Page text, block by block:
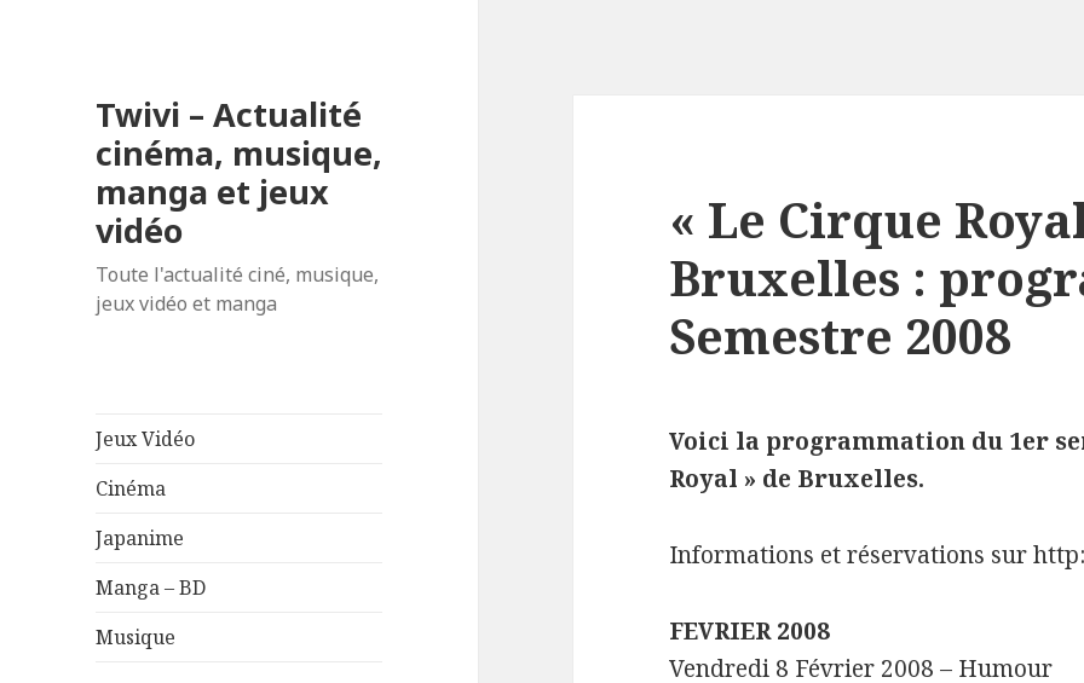
Twivi – Actualité
cinéma, musique,
manga et jeux
vidéo
Toute l'actualité ciné, musique,
jeux vidéo et manga
Jeux Vidéo
Cinéma
Japanime
Manga – BD
Musique
« Le Cirque
Bruxelles :
Semestre 2008
Voici la programmation du 1er
Royal » de Bruxelles.
Informations et réservations sur
FEVRIER 2008
Vendredi 8 Février 2008 – Humour